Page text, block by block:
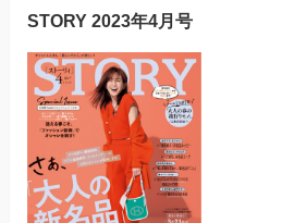
STORY 2023年4月号